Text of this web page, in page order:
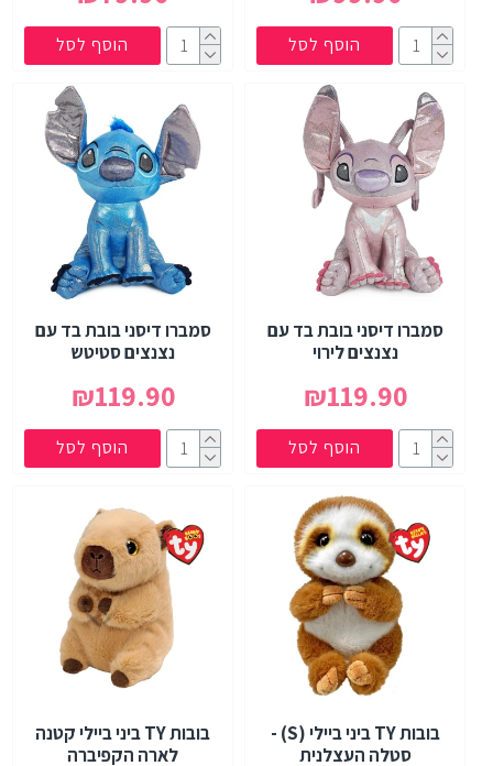
הוסף לסל הוסף לסל
סמברו דיסני בובת בד עם
נצנצים לירוי
₪119.90
הוסף לסל
סמברו דיסני בובת בד עם
נצנצים סטיטש
₪119.90
הוסף לסל
בובות TY ביני ביילי (S) -
סטלה העצלנית
בובות TY ביני ביילי קטנה
לארה הקפיברה